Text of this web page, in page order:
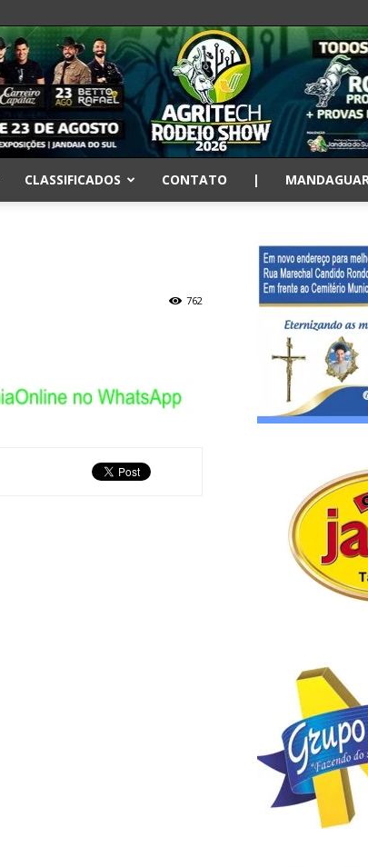
CLASSIFICADOS CONTATO |
762